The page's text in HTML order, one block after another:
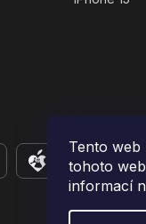
Tento
tohoto
informací